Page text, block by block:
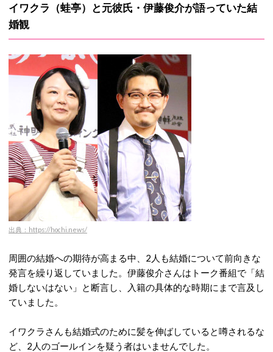
イワクラ（蛙亭）と元彼氏・伊藤俊介が語っていた結
婚観
出典：https://hochi.news/
周囲の結婚への期待が高まる中、2人も結婚について前向きな
発言を繰り返していました。伊藤俊介さんはトーク番組で「結
婚しないはない」と断言し、入籍の具体的な時期にまで言及し
ていました。
イワクラさんも結婚式のために髪を伸ばしていると噂されるな
ど、2人のゴールインを疑う者はいませんでした。